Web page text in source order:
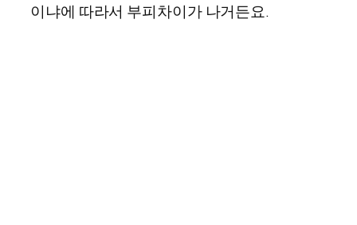
이냐에 따라서 부피차이가 나거든요.